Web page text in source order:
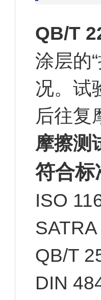
QB/T
涂层的
况。试
后往复
摩擦测
符合标
ISO
QB/T
DIN